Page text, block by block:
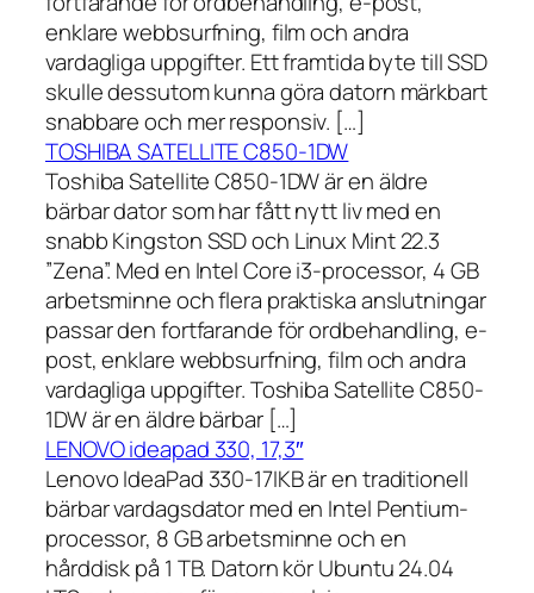
enklare webbsurfning, film och andra
vardagliga uppgifter. Ett framtida byte till SSD
skulle dessutom kunna göra datorn märkbart
snabbare och mer responsiv. […]
TOSHIBA SATELLITE C850-1DW
Toshiba Satellite C850-1DW är en äldre
bärbar dator som har fått nytt liv med en
snabb Kingston SSD och Linux Mint 22.3
”Zena”. Med en Intel Core i3-processor, 4 GB
arbetsminne och flera praktiska anslutningar
passar den fortfarande för ordbehandling, e-
post, enklare webbsurfning, film och andra
vardagliga uppgifter. Toshiba Satellite C850-
1DW är en äldre bärbar […]
LENOVO ideapad 330, 17,3″
Lenovo IdeaPad 330-17IKB är en traditionell
bärbar vardagsdator med en Intel Pentium-
processor, 8 GB arbetsminne och en
hårddisk på 1 TB. Datorn kör Ubuntu 24.04